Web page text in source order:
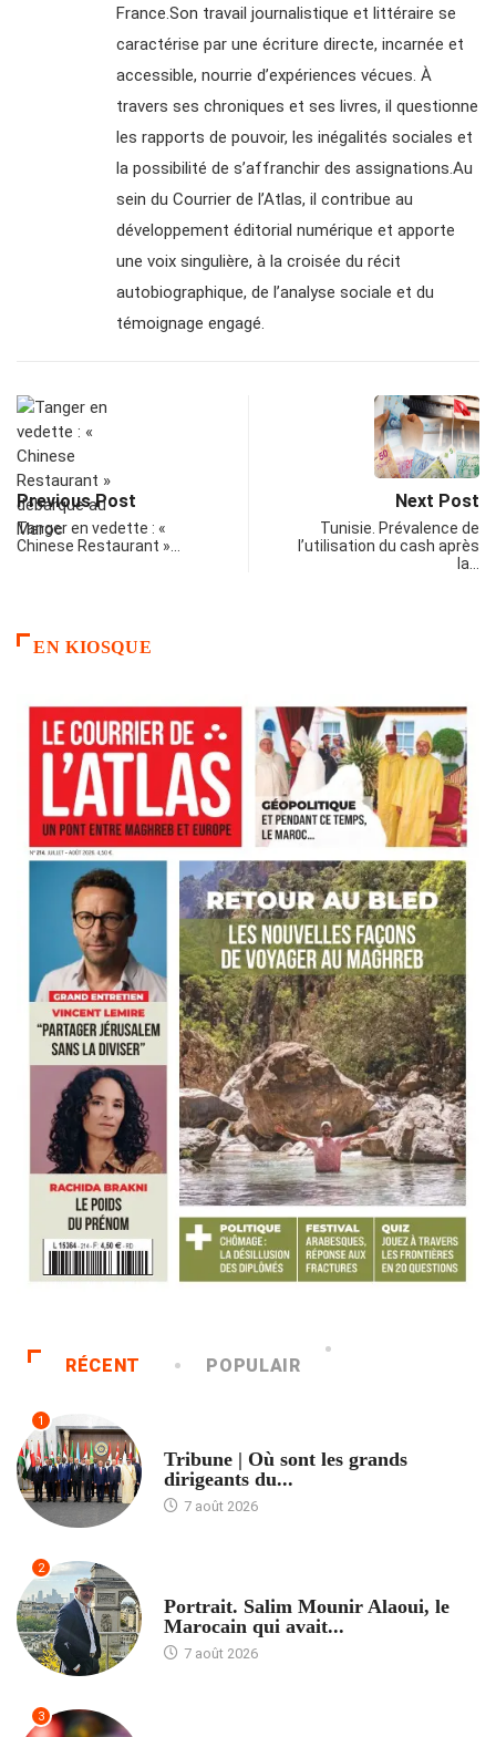
France.Son travail journalistique et littéraire se
caractérise par une écriture directe, incarnée et
accessible, nourrie d’expériences vécues. À
travers ses chroniques et ses livres, il questionne
les rapports de pouvoir, les inégalités sociales et
la possibilité de s’affranchir des assignations.Au
sein du Courrier de l’Atlas, il contribue au
développement éditorial numérique et apporte
une voix singulière, à la croisée du récit
autobiographique, de l’analyse sociale et du
témoignage engagé.
Previous Post
Tanger en vedette : «
Chinese Restaurant »…
Next Post
Tunisie. Prévalence de
l’utilisation du cash après
la…
EN KIOSQUE
RÉCENT POPULAIR
1
Tribune | Où sont les grands
dirigeants du...
7 août 2026
2
Portrait. Salim Mounir Alaoui, le
Marocain qui avait...
7 août 2026
3